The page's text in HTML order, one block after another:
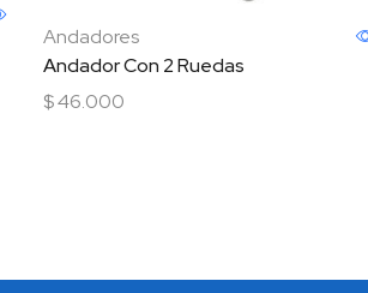
Andadores
Andador Con 2 Ruedas
$46.000